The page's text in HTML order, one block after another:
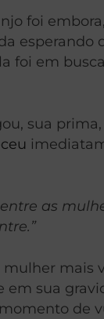
foi
esperando
foi em
sua
as
mais
em sua
de